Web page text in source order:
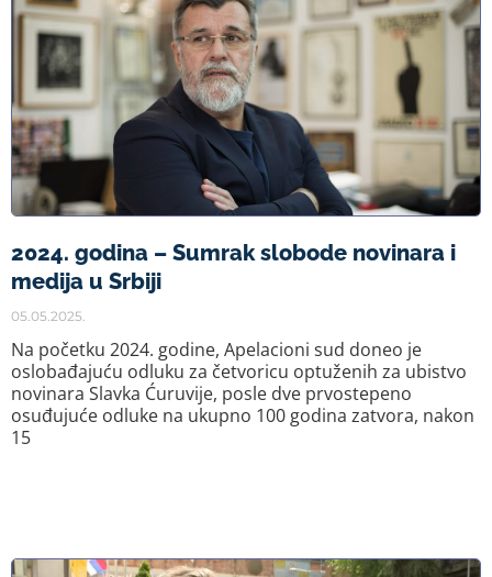
2024. godina – Sumrak slobode novinara i
medija u Srbiji
05.05.2025.
Na početku 2024. godine, Apelacioni sud doneo je
oslobađajuću odluku za četvoricu optuženih za ubistvo
novinara Slavka Ćuruvije, posle dve prvostepeno
osuđujuće odluke na ukupno 100 godina zatvora, nakon
15